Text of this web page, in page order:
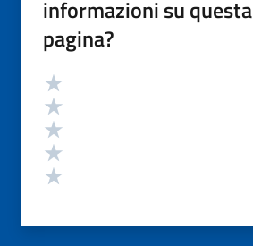
informazioni su questa
pagina?
Valutazione